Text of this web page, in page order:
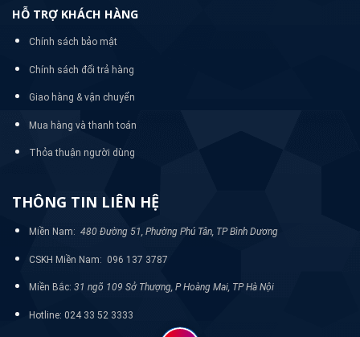
HỖ TRỢ KHÁCH HÀNG
Chính sách bảo mật
Chính sách đổi trả hàng
Giao hàng & vận chuyển
Mua hàng và thanh toán
Thỏa thuận người dùng
THÔNG TIN LIÊN HỆ
Miền Nam: 480 Đường 51, Phường Phú Tân, TP Bình Dương
CSKH Miền Nam: 096 137 3787
Miền Bắc: 31 ngõ 109 Sở Thượng, P Hoàng Mai, TP Hà Nội
Hotline: 024 33 52 3333